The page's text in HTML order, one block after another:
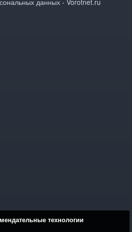
данных - Vorotnet.ru
технологии